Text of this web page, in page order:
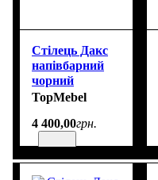
Стілець Дакс
напівбарний
чорний
TopMebel
4 400,00грн.